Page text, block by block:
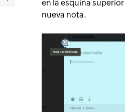
en la esquina
nueva nota.